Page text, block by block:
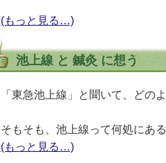
(もっと見る…)
池上線 と 鍼灸 に想う
「東急池上線」と聞いて、どの
そもそも、池上線って何処にあ
(もっと見る…)